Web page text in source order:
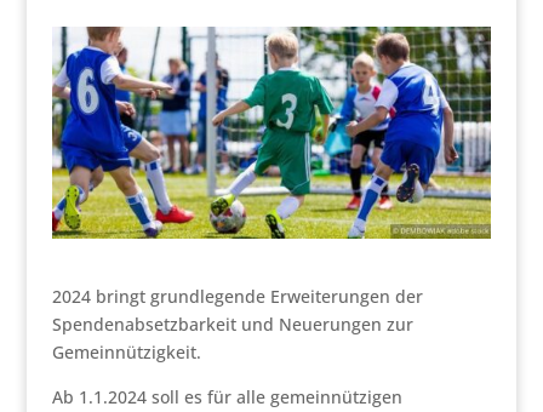
2024 bringt grundlegende Erweiterungen der
Spendenabsetzbarkeit und Neuerungen zur
Gemeinnützigkeit.
Ab 1.1.2024 soll es für alle gemeinnützigen